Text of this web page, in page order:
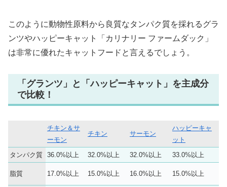
このように動物性原料から良質なタンパク質を採れるグラ
ンツやハッピーキャット「カリナリー ファームダック」
は非常に優れたキャットフードと言えるでしょう。
「グランツ」と「ハッピーキャット」を主成分
で比較！
チキン＆サ
ーモン
チキン サーモン
ハッピーキャ
ット
タンパク質 36.0%以上 32.0%以上 32.0%以上 33.0%以上
脂質 17.0%以上 15.0%以上 16.0%以上 15.0%以上